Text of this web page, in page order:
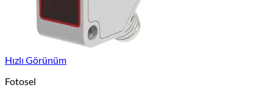
Hızlı Görünüm
Fotosel